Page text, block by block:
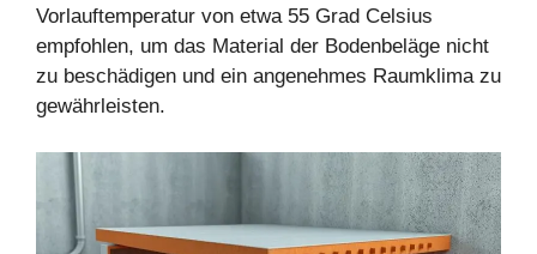
Vorlauftemperatur von etwa 55 Grad Celsius
empfohlen, um das Material der Bodenbeläge nicht
zu beschädigen und ein angenehmes Raumklima zu
gewährleisten.